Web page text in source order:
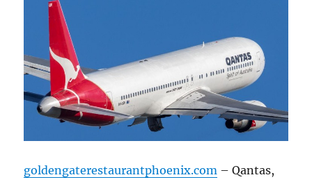
goldengaterestaurantphoenix.com – Qantas,